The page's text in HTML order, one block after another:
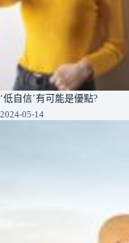
‘低自信’有可能是優點?
2024-05-14